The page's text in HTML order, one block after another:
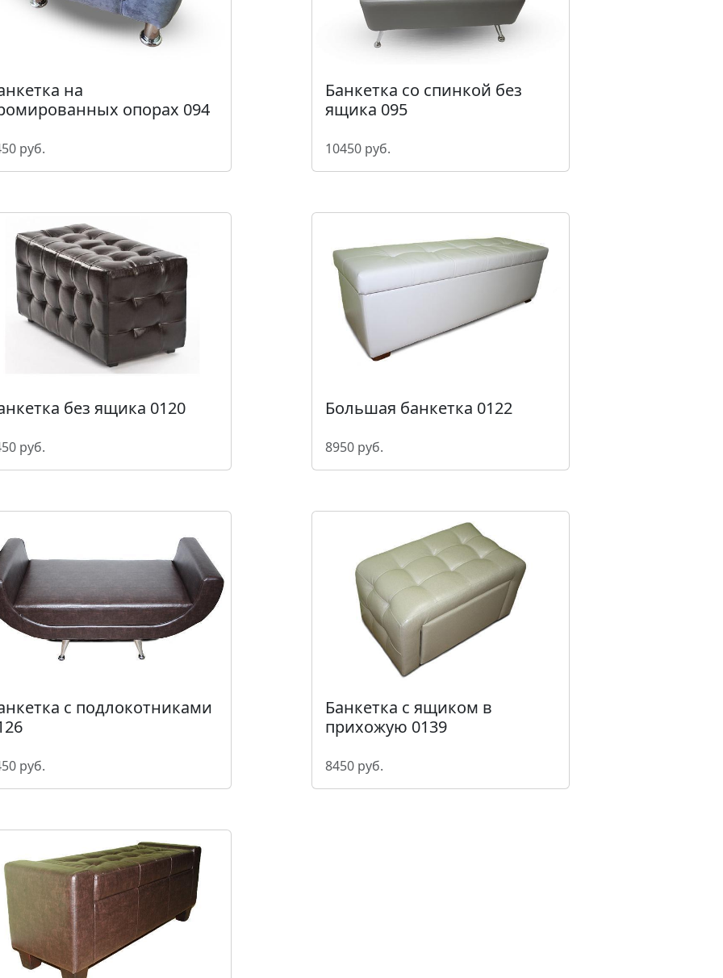
на
опорах 094
руб.
Банкетка со спинкой без
ящика 095
10450 руб.
без ящика 0120
руб.
Большая банкетка 0122
8950 руб.
с подлокотниками
руб.
Банкетка с ящиком в
прихожую 0139
8450 руб.